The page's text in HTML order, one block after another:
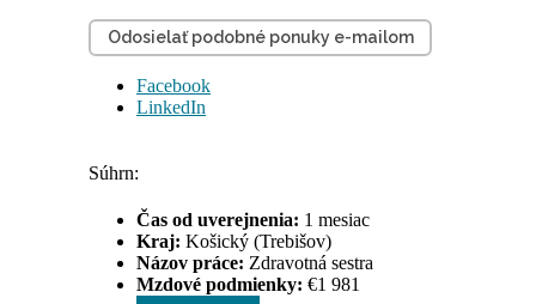
Odosielať podobné ponuky e-mailom
Facebook
LinkedIn
Súhrn:
Čas od uverejnenia: 1 mesiac
Kraj: Košický (Trebišov)
Názov práce: Zdravotná sestra
Mzdové podmienky: €1 981